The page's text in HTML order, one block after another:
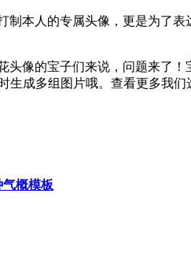
人的专属头像，更是为了表
的宝子们来说，问题来了！
生成多组图片哦。查看更多我
概模板